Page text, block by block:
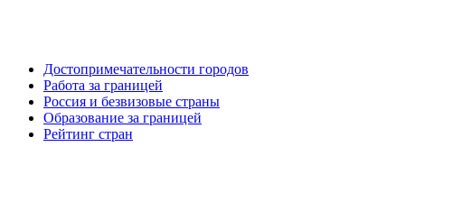
Достопримечательности городов
Работа за границей
Россия и безвизовые страны
Образование за границей
Рейтинг стран